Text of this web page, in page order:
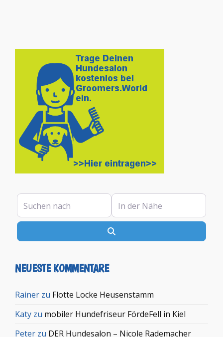
Hundepflege zählen. Egal ob groß oder klein, in
unserem Hundesalon werden
Suchen nach In der Nähe
NEUESTE KOMMENTARE
Rainer zu Flotte Locke Heusenstamm
Katy zu mobiler Hundefriseur FördeFell in Kiel
Peter zu DER Hundesalon – Nicole Rademacher